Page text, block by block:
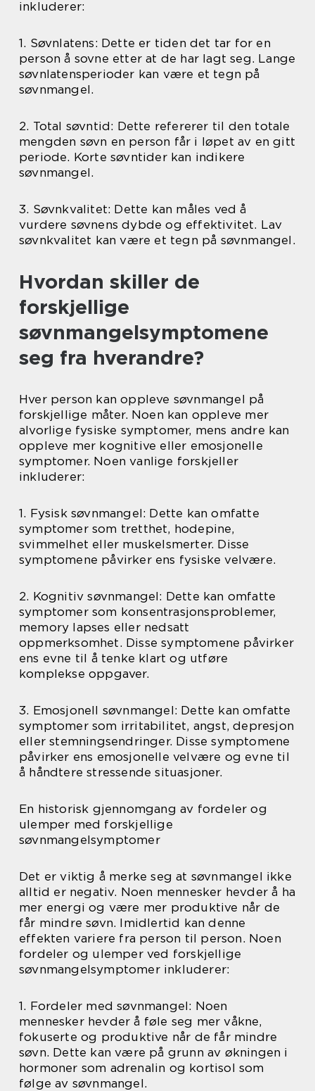
inkluderer:
1. Søvnlatens: Dette er tiden det tar for en
person å sovne etter at de har lagt seg. Lange
søvnlatensperioder kan være et tegn på
søvnmangel.
2. Total søvntid: Dette refererer til den totale
mengden søvn en person får i løpet av en gitt
periode. Korte søvntider kan indikere
søvnmangel.
3. Søvnkvalitet: Dette kan måles ved å
vurdere søvnens dybde og effektivitet. Lav
søvnkvalitet kan være et tegn på søvnmangel.
Hvordan skiller de
forskjellige
søvnmangelsymptomene
seg fra hverandre?
Hver person kan oppleve søvnmangel på
forskjellige måter. Noen kan oppleve mer
alvorlige fysiske symptomer, mens andre kan
oppleve mer kognitive eller emosjonelle
symptomer. Noen vanlige forskjeller
inkluderer:
1. Fysisk søvnmangel: Dette kan omfatte
symptomer som tretthet, hodepine,
svimmelhet eller muskelsmerter. Disse
symptomene påvirker ens fysiske velvære.
2. Kognitiv søvnmangel: Dette kan omfatte
symptomer som konsentrasjonsproblemer,
memory lapses eller nedsatt
oppmerksomhet. Disse symptomene påvirker
ens evne til å tenke klart og utføre
komplekse oppgaver.
3. Emosjonell søvnmangel: Dette kan omfatte
symptomer som irritabilitet, angst, depresjon
eller stemningsendringer. Disse symptomene
påvirker ens emosjonelle velvære og evne til
å håndtere stressende situasjoner.
En historisk gjennomgang av fordeler og
ulemper med forskjellige
søvnmangelsymptomer
Det er viktig å merke seg at søvnmangel ikke
alltid er negativ. Noen mennesker hevder å ha
mer energi og være mer produktive når de
får mindre søvn. Imidlertid kan denne
effekten variere fra person til person. Noen
fordeler og ulemper ved forskjellige
søvnmangelsymptomer inkluderer:
1. Fordeler med søvnmangel: Noen
mennesker hevder å føle seg mer våkne,
fokuserte og produktive når de får mindre
søvn. Dette kan være på grunn av økningen i
hormoner som adrenalin og kortisol som
følge av søvnmangel.